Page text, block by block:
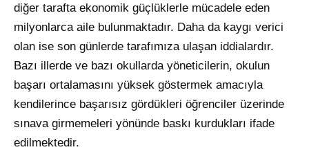
diğer tarafta ekonomik güçlüklerle mücadele eden
milyonlarca aile bulunmaktadır. Daha da kaygı verici
olan ise son günlerde tarafımıza ulaşan iddialardır.
Bazı illerde ve bazı okullarda yöneticilerin, okulun
başarı ortalamasını yüksek göstermek amacıyla
kendilerince başarısız gördükleri öğrenciler üzerinde
sınava girmemeleri yönünde baskı kurdukları ifade
edilmektedir.